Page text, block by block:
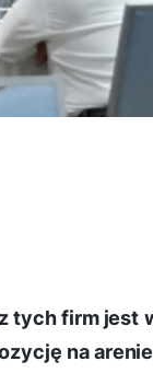
tych firm jest
na arenie